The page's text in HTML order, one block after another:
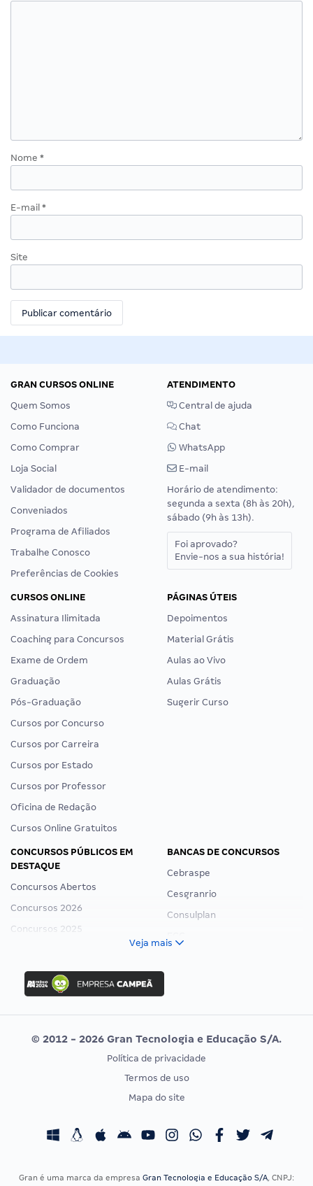
Nome *
E-mail *
Site
GRAN CURSOS ONLINE
Quem Somos
Como Funciona
Como Comprar
Loja Social
Validador de documentos
Conveniados
Programa de Afiliados
Trabalhe Conosco
Preferências de Cookies
ATENDIMENTO
Central de ajuda
Chat
WhatsApp
E-mail
Horário de atendimento:
segunda a sexta (8h às 20h),
sábado (9h às 13h).
Foi aprovado?
Envie-nos a sua história!
CURSOS ONLINE
Assinatura Ilimitada
Coaching para Concursos
Exame de Ordem
Graduação
Pós-Graduação
Cursos por Concurso
Cursos por Carreira
Cursos por Estado
Cursos por Professor
Oficina de Redação
Cursos Online Gratuitos
PÁGINAS ÚTEIS
Depoimentos
Material Grátis
Aulas ao Vivo
Aulas Grátis
Sugerir Curso
CONCURSOS PÚBLICOS EM
DESTAQUE
Concursos Abertos
Concursos 2026
Concursos 2025
Concurso Ibama
Concurso MPU
Editais publicados
BANCAS DE CONCURSOS
Cebraspe
Cesgranrio
Consulplan
Vunesp
CONCURSOS POR PROFISSÃO
Concursos Fiscais
EXAME DE ORDEM
Calendário OAB
Veja mais
© 2012 - 2026 Gran Tecnologia e Educação S/A.
Política de privacidade
Termos de uso
Mapa do site
Gran é uma marca da empresa Gran Tecnologia e Educação S/A, CNPJ: